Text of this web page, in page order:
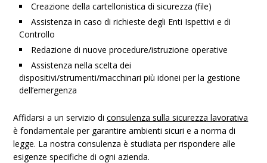
Creazione della cartellonistica di sicurezza (file)
Assistenza in caso di richieste degli Enti Ispettivi e di
Controllo
Redazione di nuove procedure/istruzione operative
Assistenza nella scelta dei
dispositivi/strumenti/macchinari più idonei per la gestione
dell’emergenza
Affidarsi a un servizio diconsulenza sulla sicurezza lavorativa
è fondamentale per garantire ambienti sicuri e a norma di
legge. La nostra consulenza è studiata per rispondere alle
esigenze specifiche di ogni azienda.